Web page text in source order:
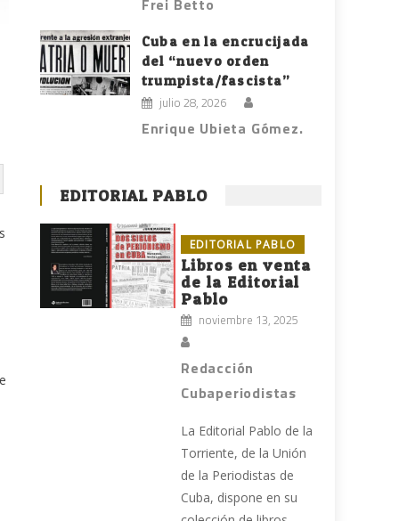
Frei Betto
Cuba en la encrucijada
del “nuevo orden
trumpista/fascista”
julio 28, 2026
Enrique Ubieta Gómez.
EDITORIAL PABLO
EDITORIAL PABLO
Libros en venta
de la Editorial
Pablo
noviembre 13, 2025
Redacción
Cubaperiodistas
La Editorial Pablo de la
Torriente, de la Unión
de la Periodistas de
Cuba, dispone en su